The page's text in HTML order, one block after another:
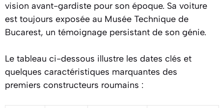
vision avant-gardiste pour son époque. Sa voiture
est toujours exposée au Musée Technique de
Bucarest, un témoignage persistant de son génie.
Le tableau ci-dessous illustre les dates clés et
quelques caractéristiques marquantes des
premiers constructeurs roumains :